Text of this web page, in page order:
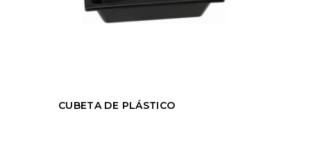
CUBETA DE PLÁSTICO